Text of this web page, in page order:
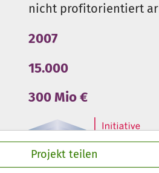
Projekt teilen
nicht profitorientiert
2007
15.000
300 Mio €